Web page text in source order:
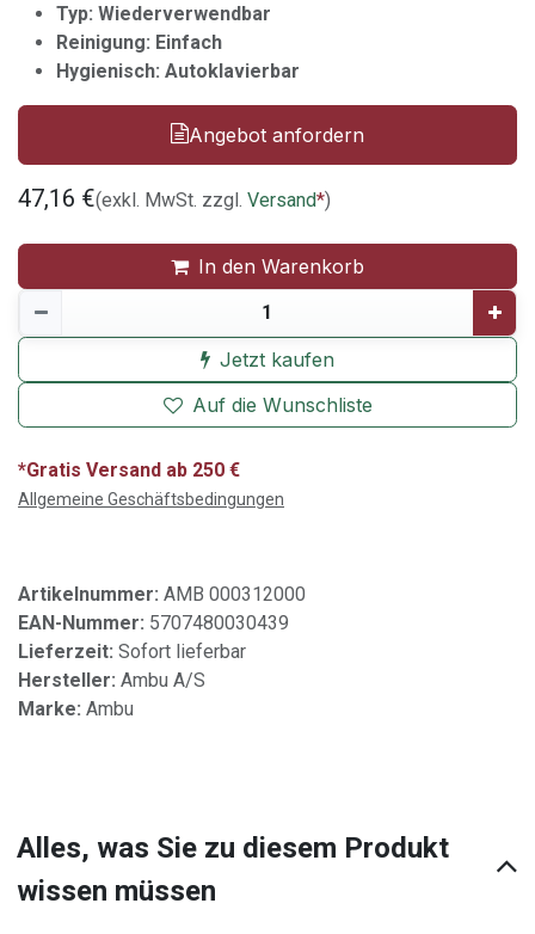
Typ: Wiederverwendbar
Reinigung: Einfach
Hygienisch: Autoklavierbar
Angebot anfordern
47,16 €(exkl. MwSt. zzgl. Versand*)
In den Warenkorb
Jetzt kaufen
Auf die Wunschliste
*Gratis Versand ab 250 €
Allgemeine Geschäftsbedingungen
Artikelnummer: AMB 000312000
EAN-Nummer: 5707480030439
Lieferzeit: Sofort lieferbar
Hersteller: Ambu A/S
Marke: Ambu
Alles, was Sie zu diesem Produkt
wissen müssen